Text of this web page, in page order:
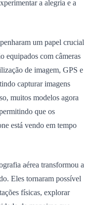
a alegria e a
um papel crucial
equipados com câmeras
de imagem, GPS e
capturar imagens
muitos modelos agora
que os
está vendo em tempo
aérea transformou a
Eles tornaram possível
físicas, explorar